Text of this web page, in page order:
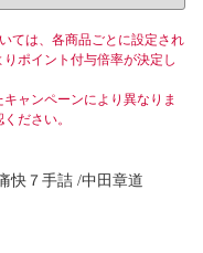
ては、各商品ごとに設定され
ポイント付与倍率が決定し
ャンペーンにより異なりま
ださい。
快７手詰 /中田章道